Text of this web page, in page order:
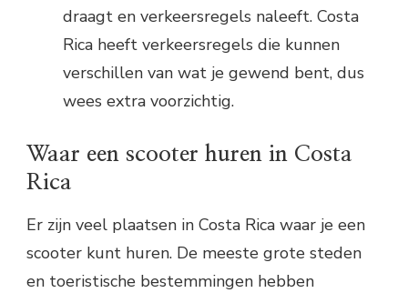
draagt en verkeersregels naleeft. Costa
Rica heeft verkeersregels die kunnen
verschillen van wat je gewend bent, dus
wees extra voorzichtig.
Waar een scooter huren in Costa
Rica
Er zijn veel plaatsen in Costa Rica waar je een
scooter kunt huren. De meeste grote steden
en toeristische bestemmingen hebben